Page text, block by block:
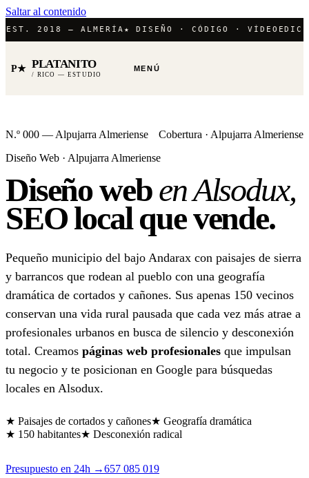
Saltar al contenido
2018 — ALMERÍA ★ DISEÑO · CÓDIGO · VÍDEO
P★ PLATANITO
/ RICO — ESTUDIO
MENÚ
N.º 000 — Alpujarra Almeriense
Cobertura · Alpujarra Almeriense
Diseño Web · Alpujarra Almeriense
Diseño weben Alsodux,
SEO localque vende.
Pequeño municipio del bajo Andarax con paisajes de sierra
y barrancos que rodean al pueblo con una geografía
dramática de cortados y cañones. Sus apenas 150 vecinos
conservan una vida rural pausada que cada vez más atrae a
profesionales urbanos en busca de silencio y desconexión
total. Creamos páginas web profesionales que impulsan
tu negocio y te posicionan en Google para búsquedas
locales en Alsodux.
★ Paisajes de cortados y cañones★ Geografía dramática
★ 150 habitantes★ Desconexión radical
Presupuesto en 24h →657 085 019